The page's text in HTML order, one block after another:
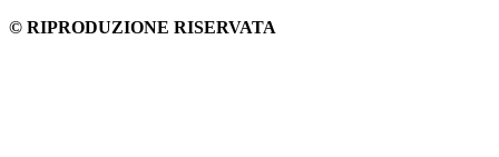
© RIPRODUZIONE RISERVATA